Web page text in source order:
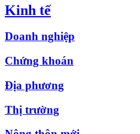
Kinh tế
Doanh nghiệp
Chứng khoán
Địa phương
Thị trường